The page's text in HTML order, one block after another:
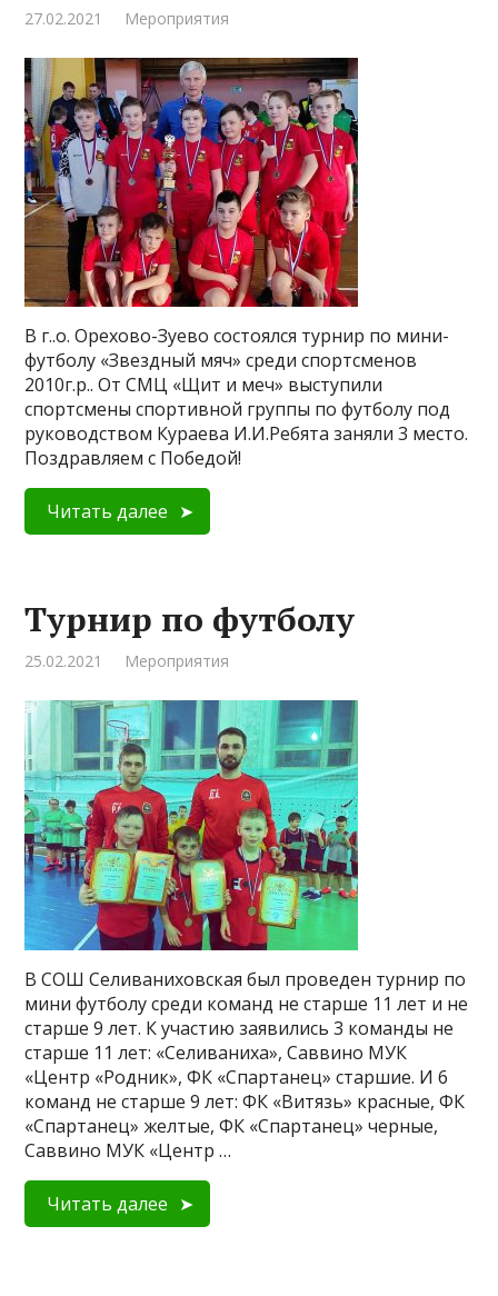
27.02.2021 Мероприятия
В г..о. Орехово-Зуево состоялся турнир по мини-
футболу «Звездный мяч» среди спортсменов
2010г.р.. От СМЦ «Щит и меч» выступили
спортсмены спортивной группы по футболу под
руководством Кураева И.И.Ребята заняли 3 место.
Поздравляем с Победой!
Читать далее
Турнир по футболу
25.02.2021 Мероприятия
В СОШ Селиваниховская был проведен турнир по
мини футболу среди команд не старше 11 лет и не
старше 9 лет. К участию заявились 3 команды не
старше 11 лет: «Селиваниха», Саввино МУК
«Центр «Родник», ФК «Спартанец» старшие. И 6
команд не старше 9 лет: ФК «Витязь» красные, ФК
«Спартанец» желтые, ФК «Спартанец» черные,
Саввино МУК «Центр …
Читать далее